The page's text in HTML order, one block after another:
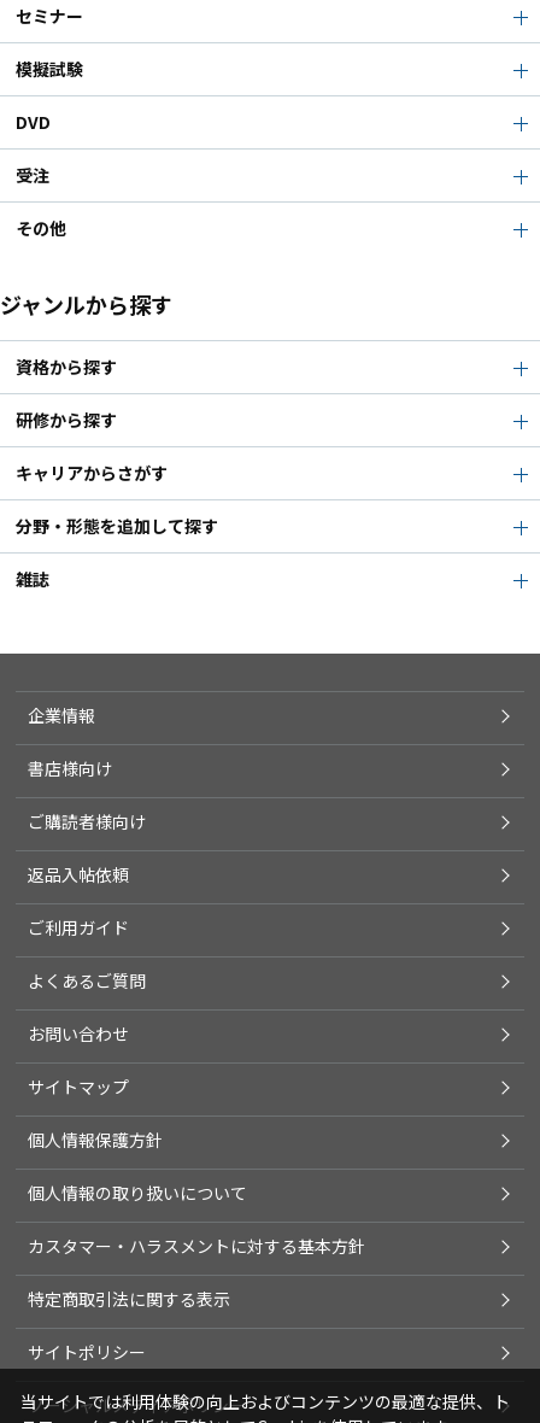
セミナー
模擬試験
DVD
受注
その他
ジャンルから探す
資格から探す
研修から探す
キャリアからさがす
分野・形態を追加して探す
雑誌
企業情報
書店様向け
ご購読者様向け
返品入帖依頼
ご利用ガイド
よくあるご質問
お問い合わせ
サイトマップ
個人情報保護方針
個人情報の取り扱いについて
カスタマー・ハラスメントに対する基本方針
特定商取引法に関する表示
サイトポリシー
ソーシャルメディアポリシー
当サイトでは利用体験の向上およびコンテンツの最適な提供、ト